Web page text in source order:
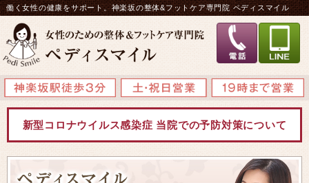
働く女性の健康をサポート。神楽坂の整体&フットケア専門院 ペディスマイル
新型コロナウイルス感染症 当院での予防対策について